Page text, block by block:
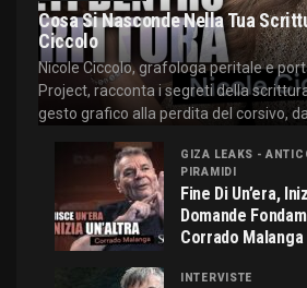
Cosa Si Nasconde Nella Tua
Ciccolo
Nicole Ciccolo, grafologa peritale e
Project, racconta i segreti della
gesto grafico alla perdita del corsivo,
GIZA LEAKS -
PIRAMIDI
Fine Di Un’era,
Domande
Corrado Malanga
INTERVISTE